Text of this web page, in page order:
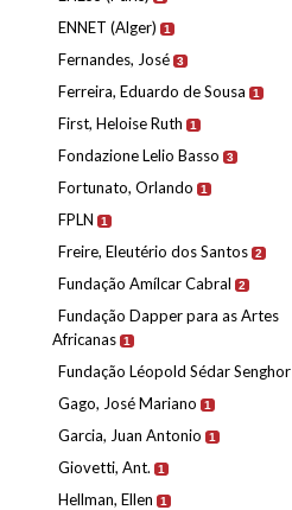
ENNET (Alger) 1
Fernandes, José 3
Ferreira, Eduardo de Sousa 1
First, Heloise Ruth 1
Fondazione Lelio Basso 3
Fortunato, Orlando 1
FPLN 1
Freire, Eleutério dos Santos 2
Fundação Amílcar Cabral 2
Fundação Dapper para as Artes
Africanas 1
Fundação Léopold Sédar Senghor
Gago, José Mariano 1
Garcia, Juan Antonio 1
Giovetti, Ant. 1
Hellman, Ellen 1